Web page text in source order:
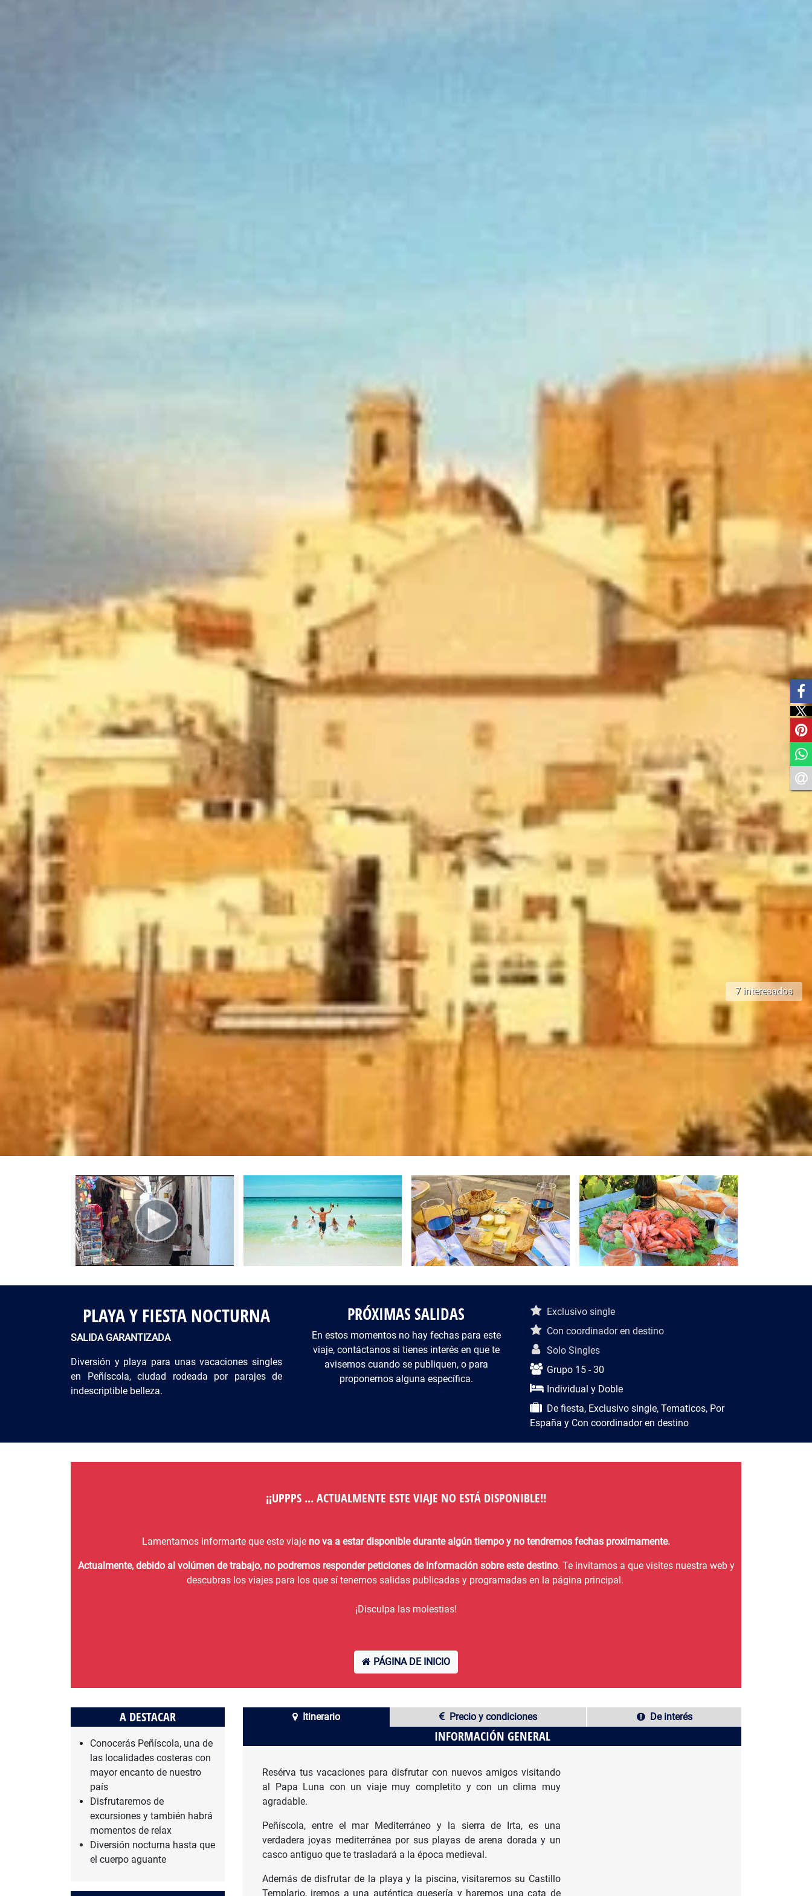
7 interesados
Galería
PLAYA Y FIESTA NOCTURNA
SALIDA GARANTIZADA
Diversión y playa para unas vacaciones singles
en Peñíscola, ciudad rodeada por parajes de
indescriptible belleza.
Descripción del viaje
Exclusivo single
Con coordinador en destino
Solo Singles
Grupo 15 - 30
Individual y Doble
De fiesta, Exclusivo single, Tematicos, Por
España y Con coordinador en destino
PRÓXIMAS SALIDAS
En estos momentos no hay fechas para este
viaje, contáctanos si tienes interés en que te
avisemos cuando se publiquen, o para
proponernos alguna específica.
¡¡UPPPS ... ACTUALMENTE ESTE VIAJE NO ESTÁ DISPONIBLE!!
Lamentamos informarte que este viaje no va a estar disponible durante algún tiempo y no tendremos fechas proximamente.
Actualmente, debido al volúmen de trabajo, no podremos responder peticiones de información sobre este destino. Te invitamos a que visites nuestra web y
descubras los viajes para los que sí tenemos salidas publicadas y programadas en la página principal.
¡Disculpa las molestias!
PÁGINA DE INICIO
Itinerario Precio y condiciones De interés
INFORMACIÓN GENERAL
Resérva tus vacaciones para disfrutar con nuevos amigos visitando
al Papa Luna con un viaje muy completito y con un clima muy
agradable.
Peñíscola, entre el mar Mediterráneo y la sierra de Irta, es una
verdadera joyas mediterránea por sus playas de arena dorada y un
casco antiguo que te trasladará a la época medieval.
Además de disfrutar de la playa y la piscina, visitaremos su Castillo
Templario, iremos a una auténtica quesería y haremos una cata de
A DESTACAR
Conocerás Peñíscola, una de
las localidades costeras con
mayor encanto de nuestro
país
Disfrutaremos de
excursiones y también habrá
momentos de relax
Diversión nocturna hasta que
el cuerpo aguante